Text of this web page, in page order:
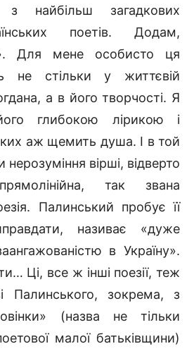
найбільш загадкових
поетів. Додам,
Для мене особисто ця
не стільки у життєвій
а в його творчості. Я
глибокою лірикою і
аж щемить душа. І в той
вірші, відверто
так звана
Палинський пробує її
називає «дуже
в Україну».
Ці, все ж інші поезії, теж
Палинського, зокрема, з
(назва не тільки
малої батьківщини)